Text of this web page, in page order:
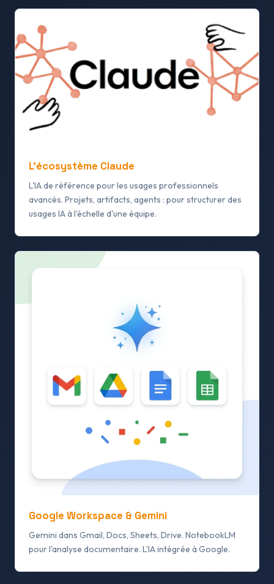
L'écosystème Claude
L'IA de référence pour les usages professionnels
avancés. Projets, artifacts, agents : pour structurer des
usages IA à l'échelle d'une équipe.
Google Workspace & Gemini
Gemini dans Gmail, Docs, Sheets, Drive. NotebookLM
pour l'analyse documentaire. L'IA intégrée à Google.